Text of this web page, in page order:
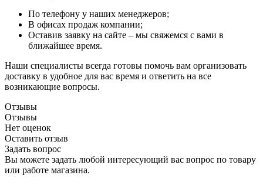
По телефону у наших менеджеров;
В офисах продаж компании;
Оставив заявку на сайте – мы свяжемся с вами в
ближайшее время.
Наши специалисты всегда готовы помочь вам организовать
доставку в удобное для вас время и ответить на все
возникающие вопросы.
Отзывы
Отзывы
Нет оценок
Оставить отзыв
Задать вопрос
Вы можете задать любой интересующий вас вопрос по товару
или работе магазина.